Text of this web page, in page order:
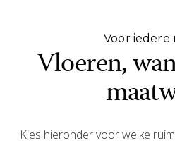
Voor iedere
Vloeren,
Kies hieronder voor welke